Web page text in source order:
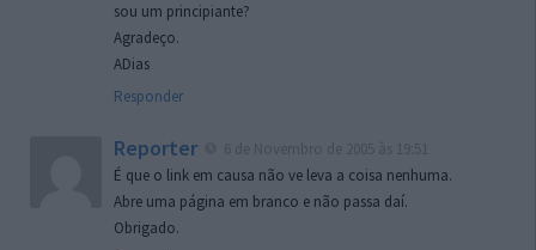
sou um principiante?
Agradeço.
ADias
Responder
Reporter
É que o link em causa não ve leva a coisa nenhuma.
Abre uma página em branco e não passa daí.
Obrigado.